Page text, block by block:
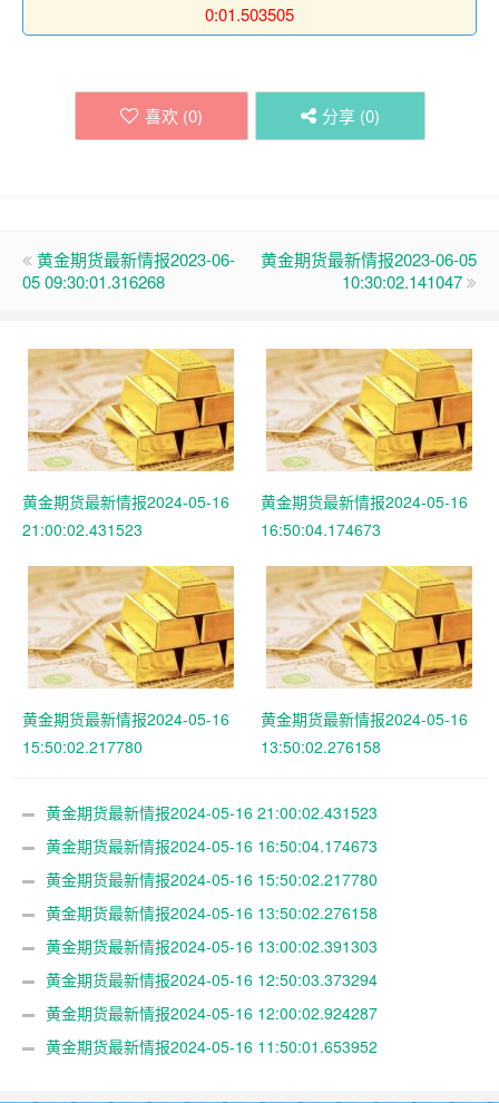
0:01.503505
喜欢 (0) 分享 (0)
黄金期货最新情报2023-06-
05 09:30:01.316268
黄金期货最新情报2023-06-05
10:30:02.141047
黄金期货最新情报2024-05-16
21:00:02.431523
黄金期货最新情报2024-05-16
16:50:04.174673
黄金期货最新情报2024-05-16
15:50:02.217780
黄金期货最新情报2024-05-16
13:50:02.276158
黄金期货最新情报2024-05-16 21:00:02.431523
黄金期货最新情报2024-05-16 16:50:04.174673
黄金期货最新情报2024-05-16 15:50:02.217780
黄金期货最新情报2024-05-16 13:50:02.276158
黄金期货最新情报2024-05-16 13:00:02.391303
黄金期货最新情报2024-05-16 12:50:03.373294
黄金期货最新情报2024-05-16 12:00:02.924287
黄金期货最新情报2024-05-16 11:50:01.653952